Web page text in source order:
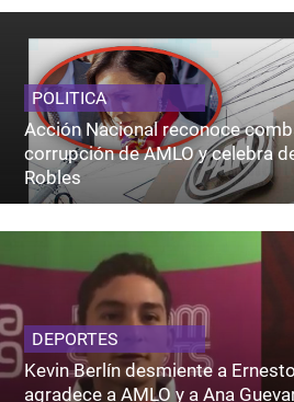
POLITICA
Acción Nacional reconoce
corrupción de AMLO y celebra
Robles
DEPORTES
Kevin Berlín desmiente a
agradece a AMLO y a Ana